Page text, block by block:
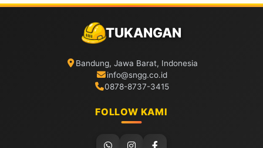
TUKANGAN
Bandung, Jawa Barat, Indonesia
info@sngg.co.id
0878-8737-3415
FOLLOW KAMI